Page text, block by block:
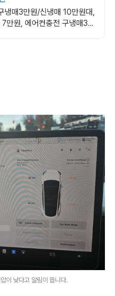
냉매3만원/신냉매 10만원대,
만원, 에어컨충전 구냉매3만
이 낮다고 알림이 뜹니다.